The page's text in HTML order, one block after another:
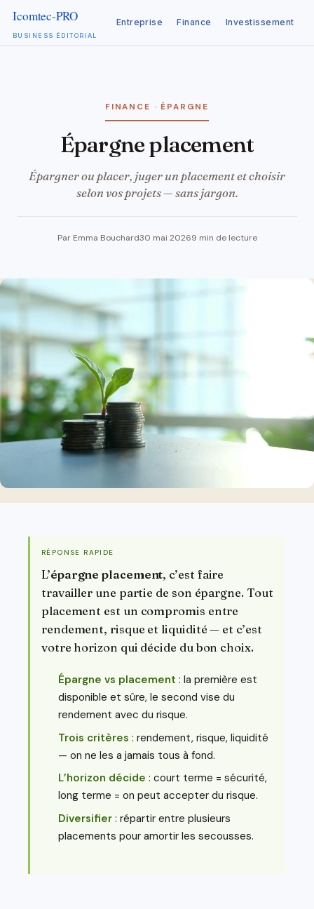
BUSINESS ÉDITORIAL
Entreprise Finance Investissement
FINANCE · ÉPARGNE
épargne placement
Épargner ou placer, juger un placement et choisir
selon vos projets — sans jargon.
Par Emma Bouchard30 mai 20269 min de lecture
RÉPONSE RAPIDE
L’épargne placement, c’est faire
travailler une partie de son épargne. Tout
placement est un compromis entre
rendement, risque et liquidité — et c’est
votre horizon qui décide du bon choix.
Épargne vs placement : la première est
disponible et sûre, le second vise du
rendement avec du risque.
Trois critères : rendement, risque, liquidité
— on ne les a jamais tous à fond.
L’horizon décide : court terme = sécurité,
long terme = on peut accepter du risque.
Diversifier : répartir entre plusieurs
placements pour amortir les secousses.